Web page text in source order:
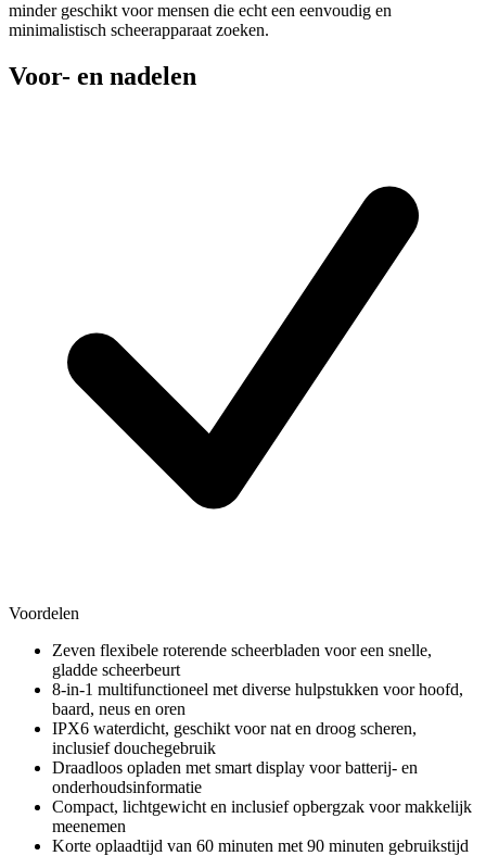
minder geschikt voor mensen die echt een eenvoudig en
minimalistisch scheerapparaat zoeken.
Voor- en nadelen
Voordelen
Zeven flexibele roterende scheerbladen voor een snelle,
gladde scheerbeurt
8-in-1 multifunctioneel met diverse hulpstukken voor hoofd,
baard, neus en oren
IPX6 waterdicht, geschikt voor nat en droog scheren,
inclusief douchegebruik
Draadloos opladen met smart display voor batterij- en
onderhoudsinformatie
Compact, lichtgewicht en inclusief opbergzak voor makkelijk
meenemen
Korte oplaadtijd van 60 minuten met 90 minuten gebruikstijd